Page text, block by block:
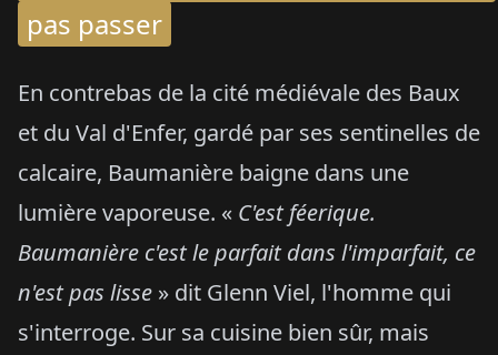
pas passer
En contrebas de la cité médiévale des Baux
et du Val d'Enfer, gardé par ses sentinelles de
calcaire, Baumanière baigne dans une
lumière vaporeuse. « C'est féerique.
Baumanière c'est le parfait dans l'imparfait, ce
n'est pas lisse » dit Glenn Viel, l'homme qui
s'interroge. Sur sa cuisine bien sûr, mais